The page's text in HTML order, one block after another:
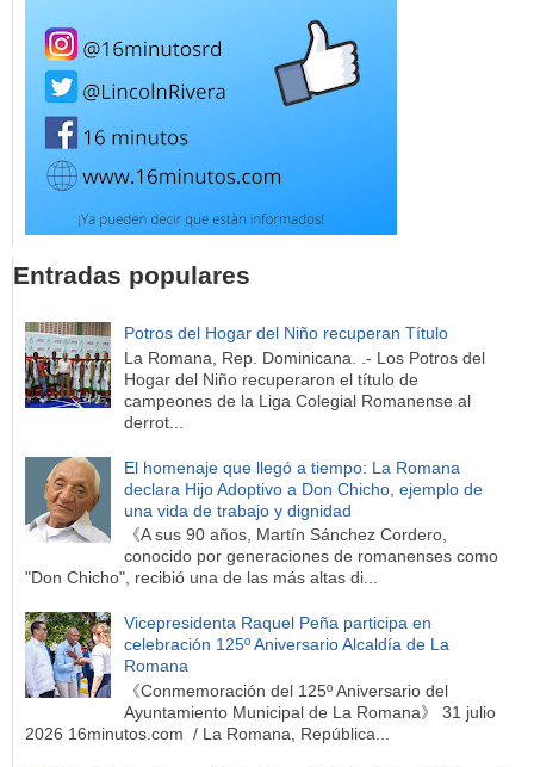
Entradas populares
Potros del Hogar del Niño recuperan Título
La Romana, Rep. Dominicana. .- Los Potros del
Hogar del Niño recuperaron el título de
campeones de la Liga Colegial Romanense al
derrot...
El homenaje que llegó a tiempo: La Romana
declara Hijo Adoptivo a Don Chicho, ejemplo de
una vida de trabajo y dignidad
《A sus 90 años, Martín Sánchez Cordero,
conocido por generaciones de romanenses como
"Don Chicho", recibió una de las más altas di...
Vicepresidenta Raquel Peña participa en
celebración 125º Aniversario Alcaldía de La
Romana
《Conmemoración del 125º Aniversario del
Ayuntamiento Municipal de La Romana》 31 julio
2026 16minutos.com / La Romana, República...